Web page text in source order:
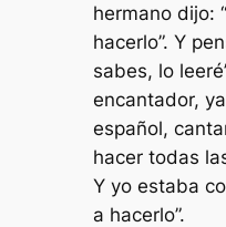
hermano dijo:
hacerlo”. Y
sabes, lo
encantador,
español,
hacer todas
Y yo estaba
a hacerlo”.